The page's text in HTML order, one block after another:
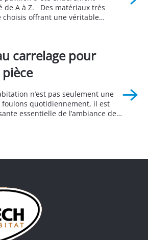
de A à Z. Des matériaux très
choisis offrant une véritable
projet. Réalisation à Longjumeau
2025carrelage pour
n’est pas seulement une
foulons quotidiennement, il est
essentielle de l’ambiance de
a été remplacé […]